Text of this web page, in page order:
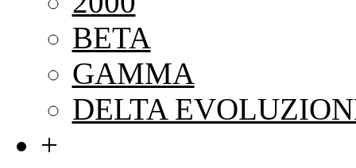
BETA
GAMMA
DELTA
+